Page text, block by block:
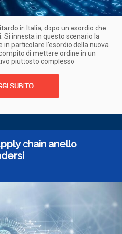
in Italia, dopo un esordio che
Si innesta in questo scenario la
particolare l’esordio della nuova
di mettere ordine in un
piuttosto complesso
SUBITO
chain anello